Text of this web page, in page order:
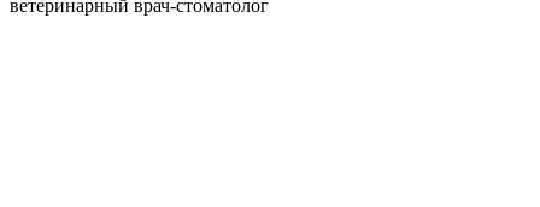
ветеринарный врач-стоматолог